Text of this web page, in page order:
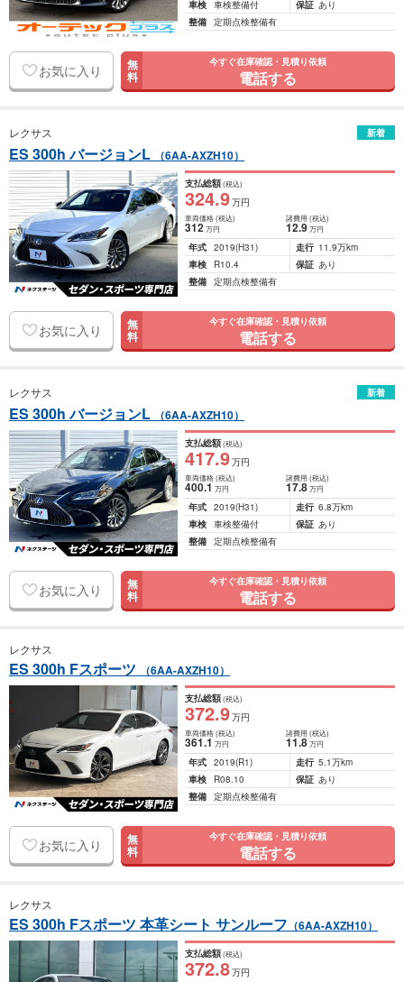
車検 車検整備付 保証 あり
整備 定期点検整備有
お気に入り 無
料
今すぐ在庫確認・見積り依頼
電話する
レクサス 新着
ES 300h バージョンL （6AA-AXZH10）
支払総額(税込)
324.9万円
車両価格(税込)
312万円
諸費用 (税込)
12.9 万円
年式 2019(H31) 走行 11.9万km
車検
R10.4 保証 あり
整備 定期点検整備有
お気に入り 無
料
今すぐ在庫確認・見積り依頼
電話する
レクサス 新着
ES 300h バージョンL （6AA-AXZH10）
支払総額(税込)
417.9万円
車両価格(税込)
400.1万円
諸費用 (税込)
17.8 万円
年式 2019(H31) 走行 6.8万km
車検 車検整備付 保証 あり
整備 定期点検整備有
お気に入り 無
料
今すぐ在庫確認・見積り依頼
電話する
レクサス
ES 300h Fスポーツ （6AA-AXZH10）
支払総額(税込)
372.9万円
車両価格(税込)
361.1万円
諸費用 (税込)
11.8 万円
年式 2019(R1) 走行 5.1万km
車検
R08.10 保証 あり
整備 定期点検整備有
お気に入り 無
料
今すぐ在庫確認・見積り依頼
電話する
レクサス
ES 300h Fスポーツ 本革シート サンルーフ （6AA-AXZH10）
支払総額(税込)
372.8万円